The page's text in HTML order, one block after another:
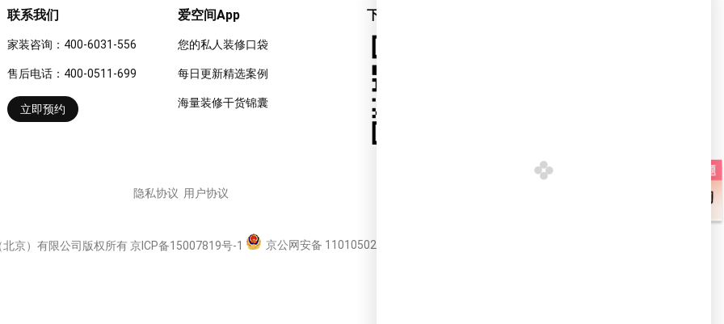
联系我们
家装咨询：400-6031-556
售后电话：400-0511-699
立即预约
爱空间App
您的私人装修口袋
每日更新精选案例
海量装修干货锦囊
下载爱空间App
隐私协议 用户协议
京）有限公司版权所有 京ICP备15007819号-1 京公网安备 11010502051714号